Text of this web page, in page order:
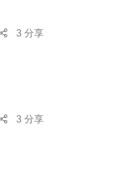
3 分享
3 分享